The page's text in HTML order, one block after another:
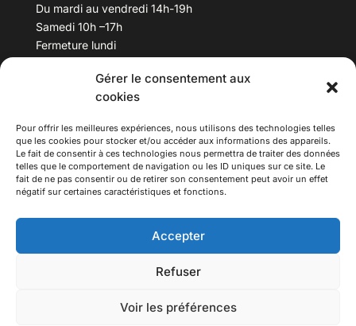
Gérer le consentement aux
cookies
Pour offrir les meilleures expériences, nous utilisons des technologies telles
que les cookies pour stocker et/ou accéder aux informations des appareils.
Le fait de consentir à ces technologies nous permettra de traiter des données
telles que le comportement de navigation ou les ID uniques sur ce site. Le
fait de ne pas consentir ou de retirer son consentement peut avoir un effet
négatif sur certaines caractéristiques et fonctions.
Accepter
Refuser
Voir les préférences
Du mardi au vendredi 14h-19h
Samedi 10h –17h
Fermeture lundi
Téléphone : 04 78 53 06 40
maisondesculturesasiatiques@asiexpo.com
Tous droits réservés.